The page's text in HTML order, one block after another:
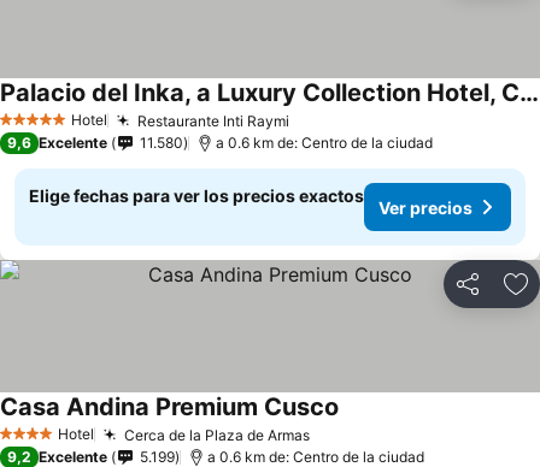
5 Estrellas Hotel Restaurante Inti Raymi
Palacio del Inka, a Luxury Collection Hotel, Cusco
9,6 Excelente 11.580 a 0.6 km de: Centro de la ciudad
Elige fechas para ver los precios exactos
Ver precios
Compartir
4 EstrellasHotel Cerca de la Plaza de Armas
Casa Andina Premium Cusco
9,2 Excelente 5.199 a 0.6 km de: Centro de la ciudad